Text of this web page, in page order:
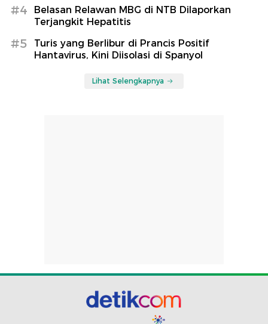
#4
Belasan Relawan MBG di NTB Dilaporkan
Terjangkit Hepatitis
#5
Turis yang Berlibur di Prancis Positif
Hantavirus, Kini Diisolasi di Spanyol
Lihat Selengkapnya